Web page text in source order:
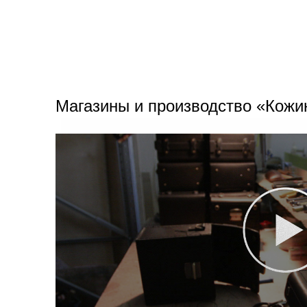
Магазины и производство